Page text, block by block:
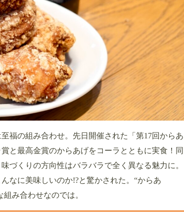
福の組み合わせ。先日開催された「第17回からあ
と最高金賞のからあげをコーラとともに実食！同
づくりの方向性はバラバラで全く異なる魅力に。
なに美味しいのか!?と驚かされた。“からあ
み合わせなのでは。